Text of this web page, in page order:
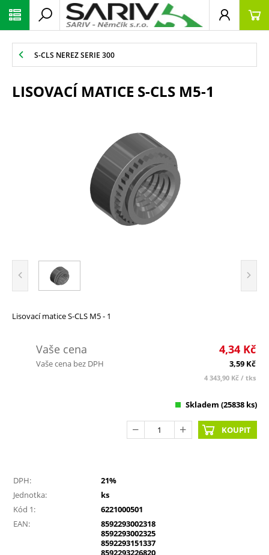
S-CLS NEREZ SERIE 300
LISOVACÍ MATICE S-CLS M5-1
Lisovací matice S-CLS M5 - 1
Vaše cena 4,34 Kč
Vaše cena bez DPH 3,59 Kč
4 343,90 Kč / tks
Skladem (25838 ks)
KOUPIT
DPH:
21%
Jednotka:
ks
Kód 1:
6221000501
EAN:
8592293002318
8592293002325
8592293151337
8592293226820